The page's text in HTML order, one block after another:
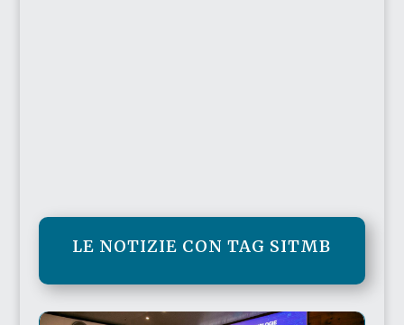
LE NOTIZIE CON TAG SITMB